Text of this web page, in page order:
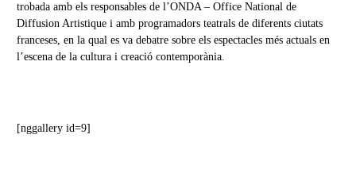
trobada amb els responsables de l’ONDA – Office National de
Diffusion Artistique i amb programadors teatrals de diferents ciutats
franceses, en la qual es va debatre sobre els espectacles més actuals en
l’escena de la cultura i creació contemporània.
[nggallery id=9]